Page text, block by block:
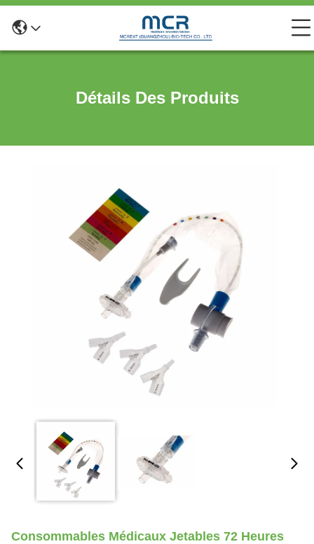
Détails Des Produits
Consommables Médicaux Jetables 72 Heures